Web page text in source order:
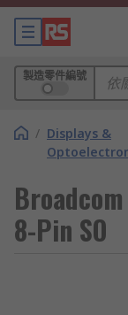
製造零件編號
/ Displays &
8-Pin SO